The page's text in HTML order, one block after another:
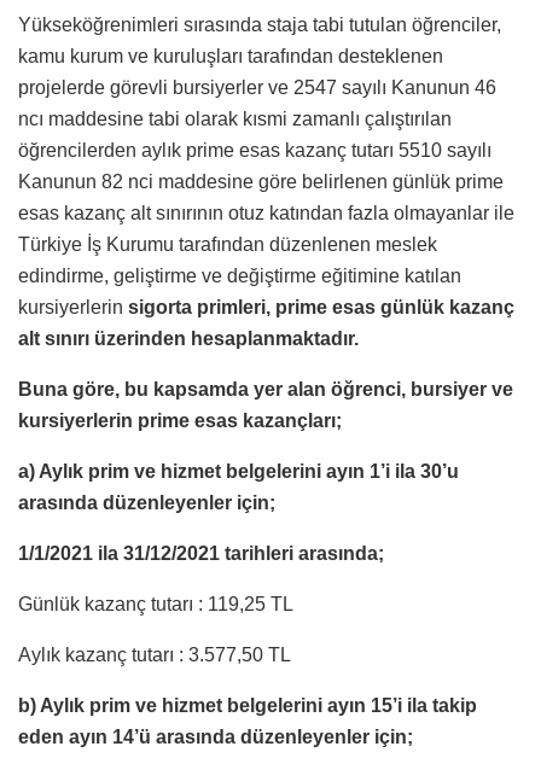
Yükseköğrenimleri sırasında staja tabi tutulan öğrenciler,
kamu kurum ve kuruluşları tarafından desteklenen
projelerde görevli bursiyerler ve 2547 sayılı Kanunun 46
ncı maddesine tabi olarak kısmi zamanlı çalıştırılan
öğrencilerden aylık prime esas kazanç tutarı 5510 sayılı
Kanunun 82 nci maddesine göre belirlenen günlük prime
esas kazanç alt sınırının otuz katından fazla olmayanlar ile
Türkiye İş Kurumu tarafından düzenlenen meslek
edindirme, geliştirme ve değiştirme eğitimine katılan
kursiyerlerin sigorta primleri, prime esas günlük kazanç
alt sınırı üzerinden hesaplanmaktadır.
Buna göre, bu kapsamda yer alan öğrenci, bursiyer ve
kursiyerlerin prime esas kazançları;
a) Aylık prim ve hizmet belgelerini ayın 1’i ila 30’u
arasında düzenleyenler için;
1/1/2021 ila 31/12/2021 tarihleri arasında;
Günlük kazanç tutarı : 119,25 TL
Aylık kazanç tutarı : 3.577,50 TL
b) Aylık prim ve hizmet belgelerini ayın 15’i ila takip
eden ayın 14’ü arasında düzenleyenler için;